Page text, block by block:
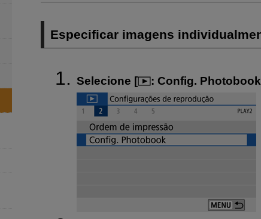
Especificar imagens
Selecione [ : Config. Photobook